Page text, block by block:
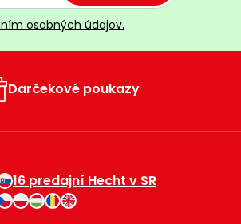
osobných údajov.
Darčekové poukazy
16 predajní Hecht v SR